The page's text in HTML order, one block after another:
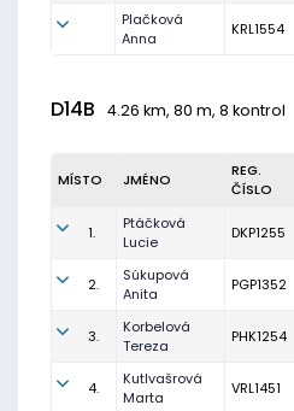
Plačková
Anna
KRL1554
D14B 4.26 km, 80 m, 8 kontrol
MÍSTO JMÉNO
REG.
ČÍSLO
1.
Ptáčková
Lucie
DKP1255
2.
Súkupová
Anita
PGP1352
3.
Korbelová
Tereza
PHK1254
4.
Kutlvašrová
Marta
VRL1451